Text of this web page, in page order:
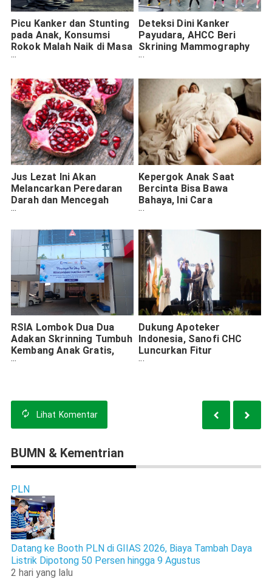
Picu Kanker dan Stunting
pada Anak, Konsumsi
Rokok Malah Naik di Masa
Pandemi
Deteksi Dini Kanker
Payudara, AHCC Beri
Skrining Mammography
Gratis untuk Kader PKK
Jus Lezat Ini Akan
Melancarkan Peredaran
Darah dan Mencegah
Sakit Jantung
Kepergok Anak Saat
Bercinta Bisa Bawa
Bahaya, Ini Cara
Menyikapinya
RSIA Lombok Dua Dua
Adakan Skrinning Tumbuh
Kembang Anak Gratis,
Dalam Upaya Zero
Dukung Apoteker
Indonesia, Sanofi CHC
Luncurkan Fitur
PharmAcademy di
Lihat Komentar
BUMN & Kementrian
PLN
Datang ke Booth PLN di GIIAS 2026, Biaya Tambah Daya
Listrik Dipotong 50 Persen hingga 9 Agustus
2 hari yang lalu